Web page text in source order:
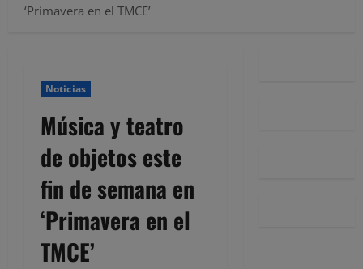
‘Primavera en el TMCE’
Noticias
Música y teatro
de objetos este
fin de semana en
‘Primavera en el
TMCE’